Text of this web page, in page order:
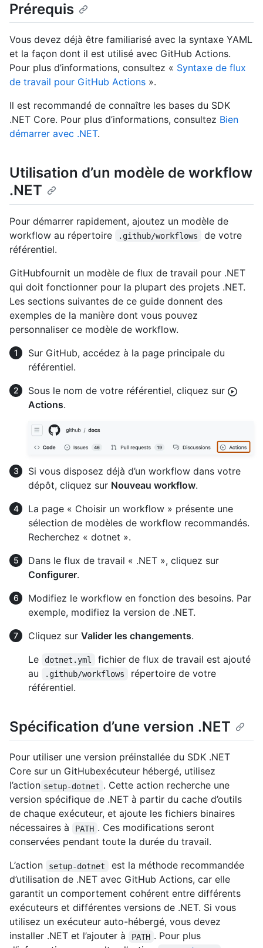
Prérequis
Vous devez déjà être familiarisé avec la syntaxe YAML
et la façon dont il est utilisé avec GitHub Actions.
Pour plus d’informations, consultez « Syntaxe de flux
de travail pour GitHub Actions ».
Il est recommandé de connaître les bases du SDK
.NET Core. Pour plus d’informations, consultez Bien
démarrer avec .NET.
Utilisation d’un modèle de workflow
.NET
Pour démarrer rapidement, ajoutez un modèle de
workflow au répertoire
.github/workflows
de votre
référentiel.
GitHubfournit un modèle de flux de travail pour .NET
qui doit fonctionner pour la plupart des projets .NET.
Les sections suivantes de ce guide donnent des
exemples de la manière dont vous pouvez
personnaliser ce modèle de workflow.
Sur GitHub, accédez à la page principale du
référentiel.
Sous le nom de votre référentiel, cliquez sur
Actions.
Si vous disposez déjà d’un workflow dans votre
dépôt, cliquez sur Nouveau workflow.
La page « Choisir un workflow » présente une
sélection de modèles de workflow recommandés.
Recherchez « dotnet ».
Dans le flux de travail « .NET », cliquez sur
Configurer.
Modifiez le workflow en fonction des besoins. Par
exemple, modifiez la version de .NET.
Cliquez sur Valider les changements.
Le
dotnet.yml
fichier de flux de travail est ajouté
au
.github/workflows
répertoire de votre
référentiel.
Spécification d’une version .NET
Pour utiliser une version préinstallée du SDK .NET
Core sur un GitHubexécuteur hébergé, utilisez
l’action setup-dotnet . Cette action recherche une
version spécifique de .NET à partir du cache d’outils
de chaque exécuteur, et ajoute les fichiers binaires
nécessaires à
PATH . Ces modifications seront
conservées pendant toute la durée du travail.
L’action
setup-dotnet
est la méthode recommandée
d’utilisation de .NET avec GitHub Actions, car elle
garantit un comportement cohérent entre différents
exécuteurs et différentes versions de .NET. Si vous
utilisez un exécuteur auto-hébergé, vous devez
installer .NET et l’ajouter à
PATH . Pour plus